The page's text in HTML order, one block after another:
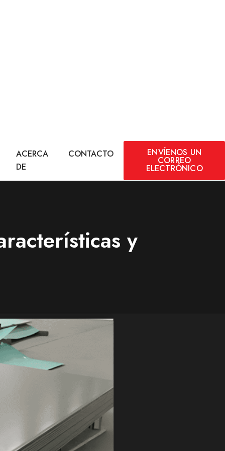
ACERCA
DE
CONTACTO ENVÍENOS UN
CORREO
ELECTRÓNICO
y